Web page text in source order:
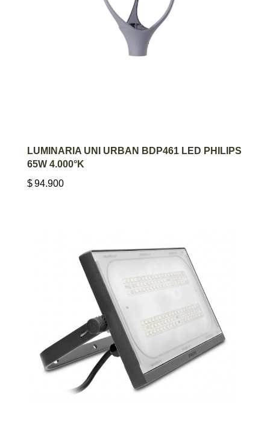
AGREGAR AL CARRITO
LUMINARIA UNI URBAN BDP461 LED PHILIPS
65W 4.000°K
$94.900